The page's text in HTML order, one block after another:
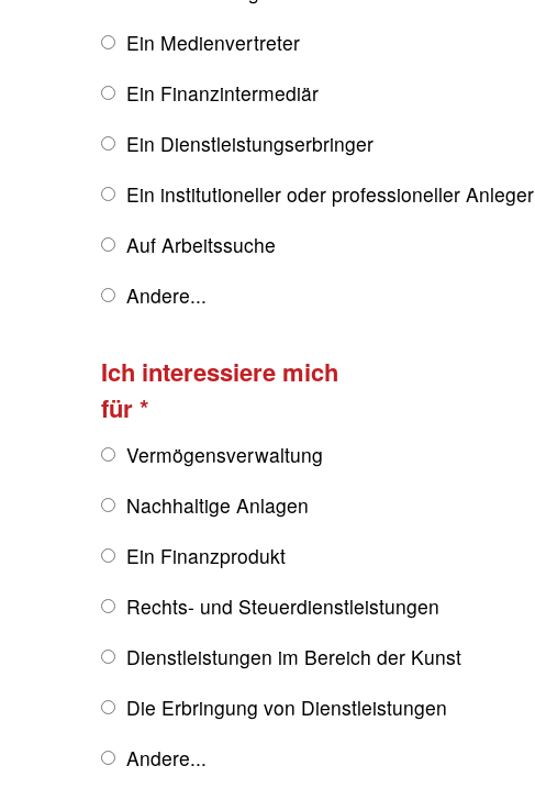
Ein Medienvertreter
Ein Finanzintermediär
Ein Dienstleistungserbringer
Ein institutioneller oder professioneller Anleger
Auf Arbeitssuche
Andere...
Ich interessiere mich
für
Vermögensverwaltung
Nachhaltige Anlagen
Ein Finanzprodukt
Rechts- und Steuerdienstleistungen
Dienstleistungen im Bereich der Kunst
Die Erbringung von Dienstleistungen
Andere...